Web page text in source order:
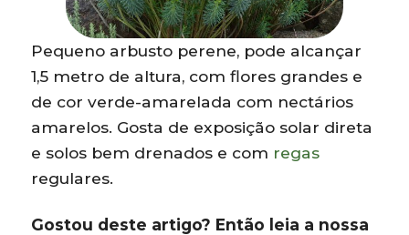
Pequeno arbusto perene, pode alcançar
1,5 metro de altura, com flores grandes e
de cor verde-amarelada com nectários
amarelos. Gosta de exposição solar direta
e solos bem drenados e com regas
regulares.
Gostou deste artigo? Então leia a nossa